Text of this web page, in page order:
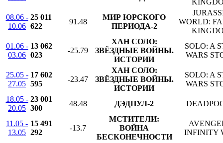
08.06 -
10.06
25 011
622
91.48
МИР ЮРСКОГО
ПЕРИОДА-2
WORLD:
01.06 -
03.06
13 062
023
-25.79
ХАН СОЛО:
ЗВЁЗДНЫЕ ВОЙНЫ.
ИСТОРИИ
SOLO: A
WARS
25.05 -
27.05
17 602
595
-23.47
ХАН СОЛО:
ЗВЁЗДНЫЕ ВОЙНЫ.
ИСТОРИИ
SOLO: A
WARS
18.05 -
20.05
23 001
300
48.48 ДЭДПУЛ-2
11.05 -
13.05
15 491
292
-13.7
МСТИТЕЛИ:
ВОЙНА
БЕСКОНЕЧНОСТИ
INFINITY